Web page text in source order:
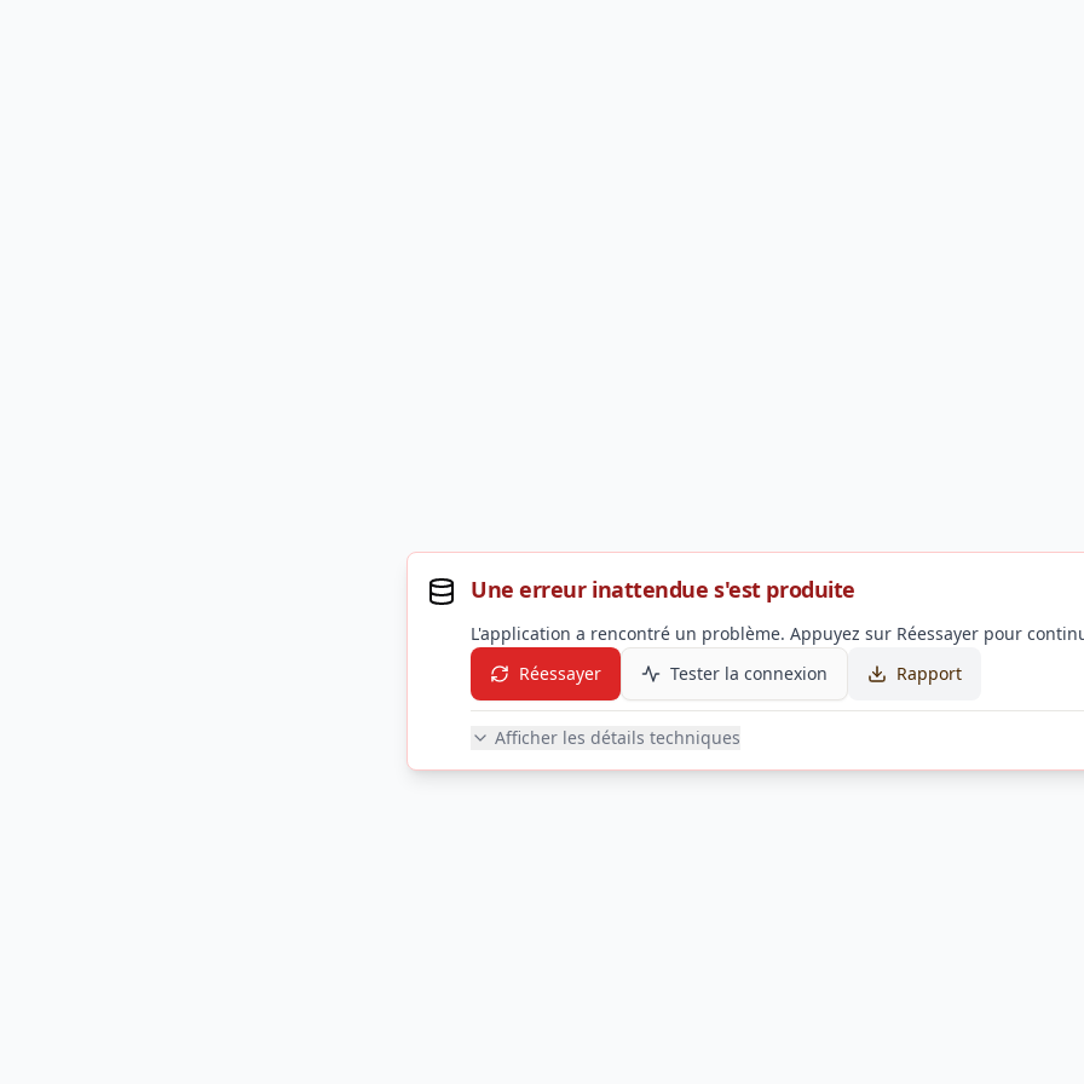
Une erreur inattendue s'est produite
L'application a rencontré un problème. Appuyez sur Réessayer pour
Réessayer
Tester la connexion Rapport
Afficher les détails techniques